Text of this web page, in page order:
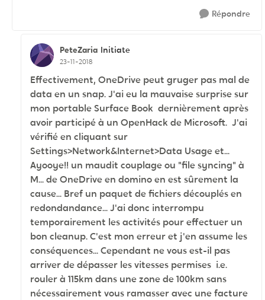
Répondre
PeteZaria Initiate
23-11-2018
Effectivement, OneDrive peut gruger pas mal de
data en un snap. J'ai eu la mauvaise surprise sur
mon portable Surface Book dernièrement après
avoir participé à un OpenHack de Microsoft. J'ai
vérifié en cliquant sur
Settings>Network&Internet>Data Usage et...
Ayooye!! un maudit couplage ou "file syncing" à
M... de OneDrive en domino en est sûrement la
cause... Bref un paquet de fichiers découplés en
redondandance... J'ai donc interrompu
temporairement les activités pour effectuer un
bon cleanup. C'est mon erreur et j'en assume les
conséquences... Cependant ne vous est-il pas
arriver de dépasser les vitesses permises i.e.
rouler à 115km dans une zone de 100km sans
nécessairement vous ramasser avec une facture